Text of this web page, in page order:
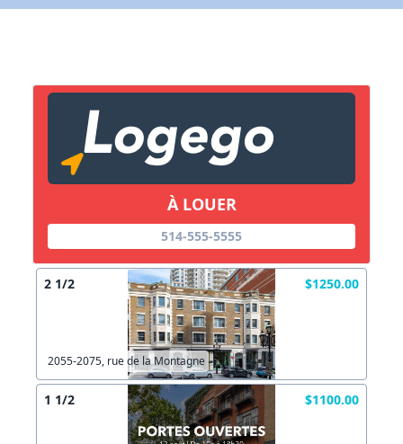
À LOUER
514-555-5555
2 1/2 $1250.00
2055-2075, rue de la Montagne
1 1/2 $1100.00
Copier lien
X Fermer Envoyez